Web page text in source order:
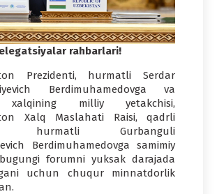
rahbarlari!
Prezidenti, hurmatli Serdar
Berdimuhamedovga va
xalqining milliy yetakchisi,
Xalq Maslahati Raisi, qadrli
hurmatli Gurbanguli
Berdimuhamedovga samimiy
forumni yuksak darajada
uchun chuqur minnatdorlik